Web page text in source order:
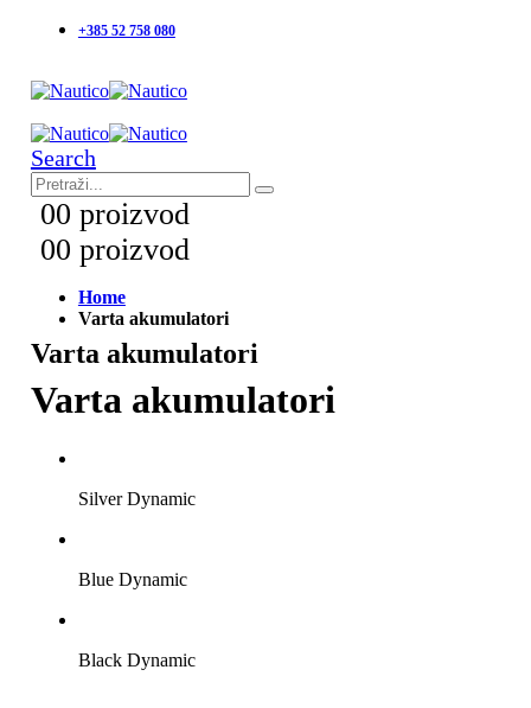
+385 52 758 080
Search
00 proizvod
00 proizvod
Home
Varta akumulatori
Varta akumulatori
Varta akumulatori
Silver Dynamic
Blue Dynamic
Black Dynamic